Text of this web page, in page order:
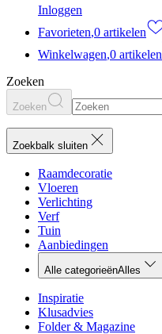
Inloggen
Favorieten,0 artikelen
Winkelwagen,0 artikelen
Zoeken
Zoeken
Zoekbalk sluiten
Raamdecoratie
Vloeren
Verlichting
Verf
Tuin
Aanbiedingen
Alle categorieënAlles
Inspiratie
Klusadvies
Folder & Magazine